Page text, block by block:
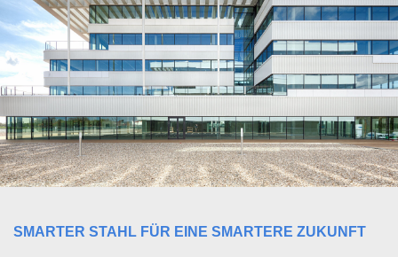
SMARTER STAHL FÜR EINE SMARTERE ZUKUNFT